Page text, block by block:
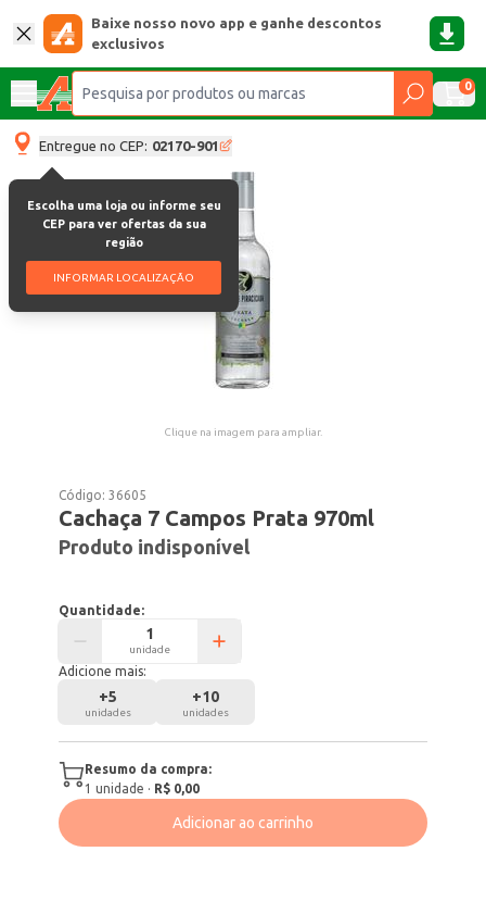
Baixe nosso novo app e ganhe descontos
exclusivos
0
Entregue no CEP: 02170-901
Escolha uma loja ou informe seu
CEP para ver ofertas da sua
região
INFORMAR LOCALIZAÇÃO
Clique na imagem para ampliar.
Código:36605
Cachaça 7 Campos Prata 970ml
Produto indisponível
Quantidade:
unidade
Adicione mais:
+5
unidades
+10
unidades
Resumo da compra:
1 unidade · R$ 0,00
Adicionar ao carrinho